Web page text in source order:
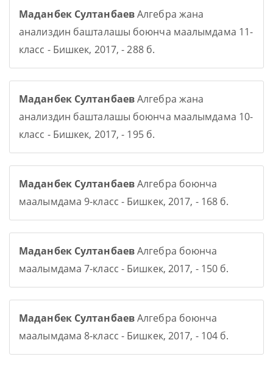
Маданбек СултанбаевАлгебра жана
анализдин башталашы боюнча маалымдама 11-
класс - Бишкек, 2017, - 288 б.
Маданбек СултанбаевАлгебра жана
анализдин башталашы боюнча маалымдама 10-
класс - Бишкек, 2017, - 195 б.
Маданбек СултанбаевАлгебра боюнча
маалымдама 9-класс - Бишкек, 2017, - 168 б.
Маданбек СултанбаевАлгебра боюнча
маалымдама 7-класс - Бишкек, 2017, - 150 б.
Маданбек СултанбаевАлгебра боюнча
маалымдама 8-класс - Бишкек, 2017, - 104 б.